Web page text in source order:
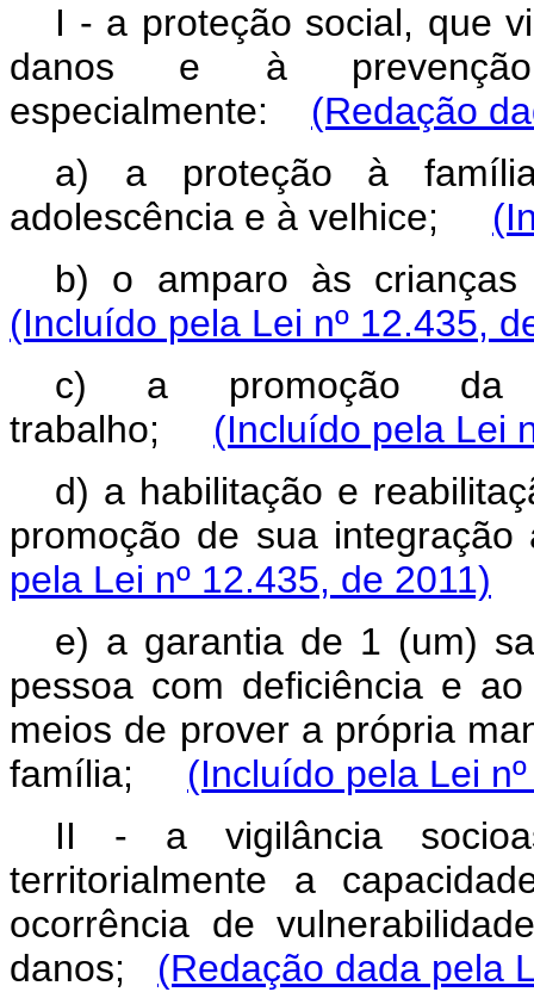
I - a proteção social, que
danos e à
especialmente: (Redação
a) a proteção à
adolescência e à velhice;
b) o amparo às
(Incluído pela Lei nº 12.435,
c) a promoção da
trabalho; (Incluído pela Lei
d) a habilitação e
promoção de sua
pela Lei nº 12.435, de 2011)
e) a garantia de 1 (um)
pessoa com deficiência e
meios de prover a própria
família; (Incluído pela Lei
II - a vigilância
territorialmente a
ocorrência de
danos;
(Redação dada pela